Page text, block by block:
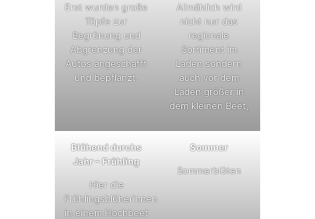
Erst wurden große
Töpfe zur
Begrünung und
Abgrenzung der
Autos angeschafft
und bepflanzt.
Allmählich wird
nicht nur das
regionale
Sortiment im
Laden sondern
auch vor dem
Laden größer in
dem kleinen Beet,
Blühend durchs
Jahr – Frühling
Hier die
Frühlingsblüherinnen
in einem Hochbeet
Sommer
Sommerblüten